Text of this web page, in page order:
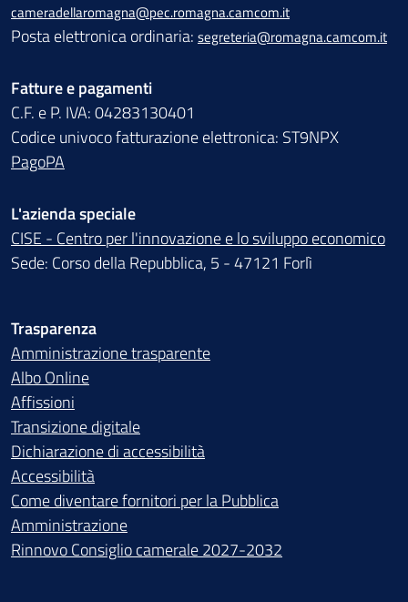
cameradellaromagna@pec.romagna.camcom.it
Posta elettronica ordinaria: segreteria@romagna.camcom.it
Fatture e pagamenti
C.F. e P. IVA: 04283130401
Codice univoco fatturazione elettronica: ST9NPX
PagoPA
L'azienda speciale
CISE - Centro per l'innovazione e lo sviluppo economico
Sede: Corso della Repubblica, 5 - 47121 Forlì
Trasparenza
Amministrazione trasparente
Albo Online
Affissioni
Transizione digitale
Dichiarazione di accessibilità
Accessibilità
Come diventare fornitori per la Pubblica
Amministrazione
Rinnovo Consiglio camerale 2027-2032